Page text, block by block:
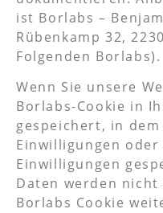
ist Borlabs –
Rübenkamp 32,
Folgenden Borlabs).
Wenn Sie unsere
Borlabs-Cookie in
gespeichert, in
Einwilligungen
Einwilligungen
Daten werden
Borlabs Cookie